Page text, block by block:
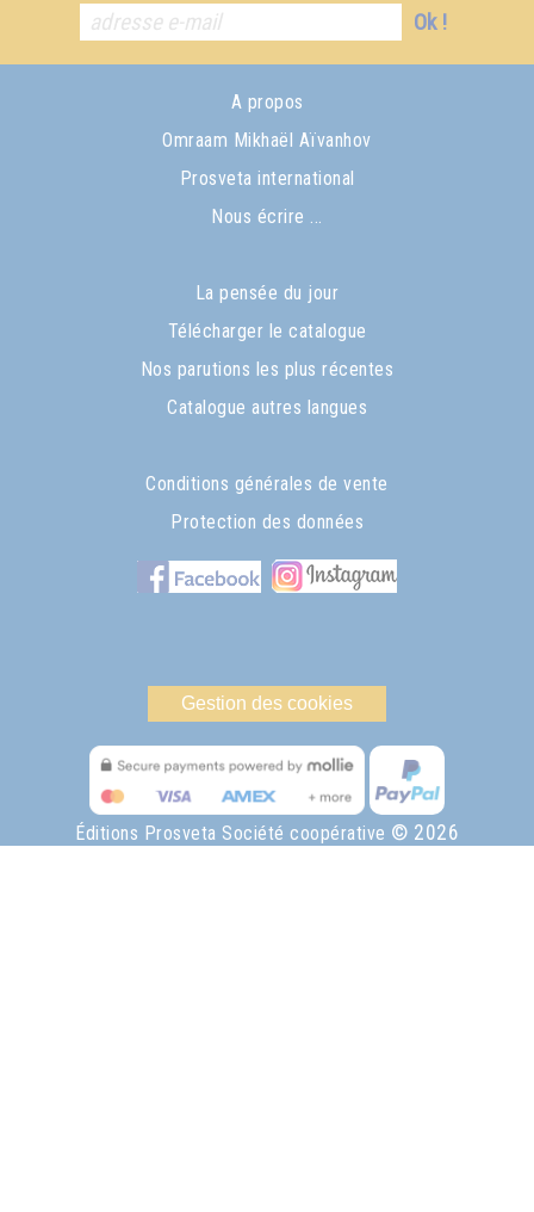
Ok !
A propos
Omraam Mikhaël Aïvanhov
Prosveta international
Nous écrire ...
La pensée du jour
Télécharger le catalogue
Nos parutions les plus récentes
Catalogue autres langues
Conditions générales de vente
Protection des données
Gestion des cookies
Éditions Prosveta Société coopérative © 2026